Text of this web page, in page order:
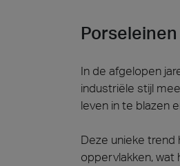
In de afgelopen
industriële stijl
leven in te blazen
Deze unieke
oppervlakken,